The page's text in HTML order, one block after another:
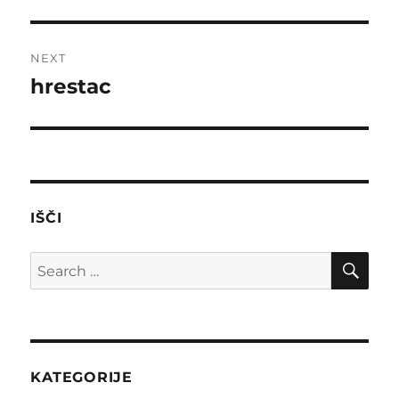
NEXT
Next
hrestac
IŠČI
Search
for:
KATEGORIJE